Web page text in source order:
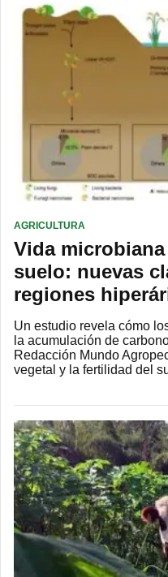
AGRICULTURA
Vida
suelo: nuevas
regiones
Un estudio revela cómo
la acumulación de
Redacción Mundo
vegetal y la fertilidad del